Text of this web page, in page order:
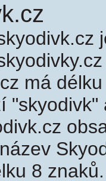
má
8